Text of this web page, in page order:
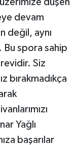
düşen
devam
değil, aynı
Bu spora sahip
Siz
bırakmadıkça
Yağlı
başarılar